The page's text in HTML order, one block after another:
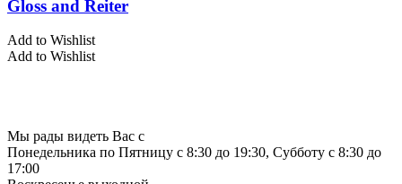
Gloss and Reiter
Add to Wishlist
Add to Wishlist
Мы рады видеть Вас с
Понедельника по Пятницу с 8:30 до 19:30, Субботу с 8:30 до
17:00